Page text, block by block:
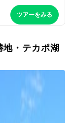
・テカポ湖